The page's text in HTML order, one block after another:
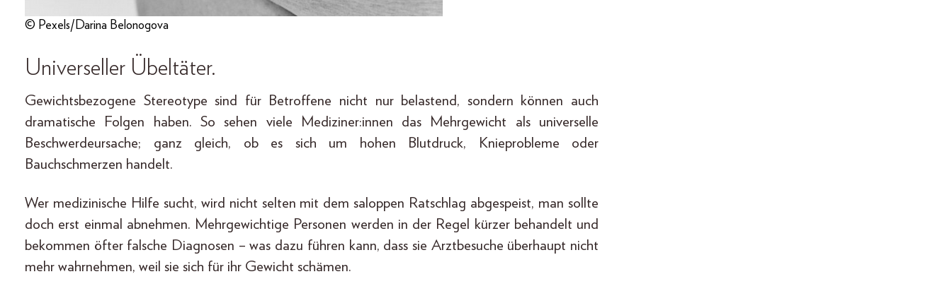
© Pexels/Darina Belonogova
Universeller Übeltäter.
Gewichtsbezogene Stereotype sind für Betroffene nicht nur belastend, sondern können auch
dramatische Folgen haben. So sehen viele Mediziner:innen das Mehrgewicht als universelle
Beschwerdeursache; ganz gleich, ob es sich um hohen Blutdruck, Knieprobleme oder
Bauchschmerzen handelt.
Wer medizinische Hilfe sucht, wird nicht selten mit dem saloppen Ratschlag abgespeist, man sollte
doch erst einmal abnehmen. Mehrgewichtige Personen werden in der Regel kürzer behandelt und
bekommen öfter falsche Diagnosen – was dazu führen kann, dass sie Arztbesuche überhaupt nicht
mehr wahrnehmen, weil sie sich für ihr Gewicht schämen.